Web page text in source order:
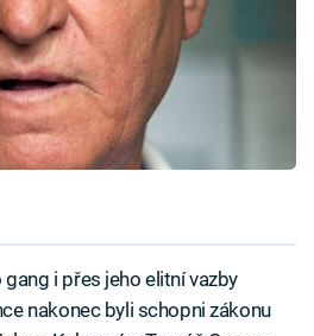
i přes jeho elitní vazby
nakonec byli schopni zákonu